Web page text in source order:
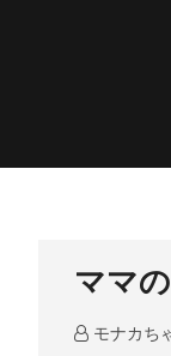
ママ
モナカち